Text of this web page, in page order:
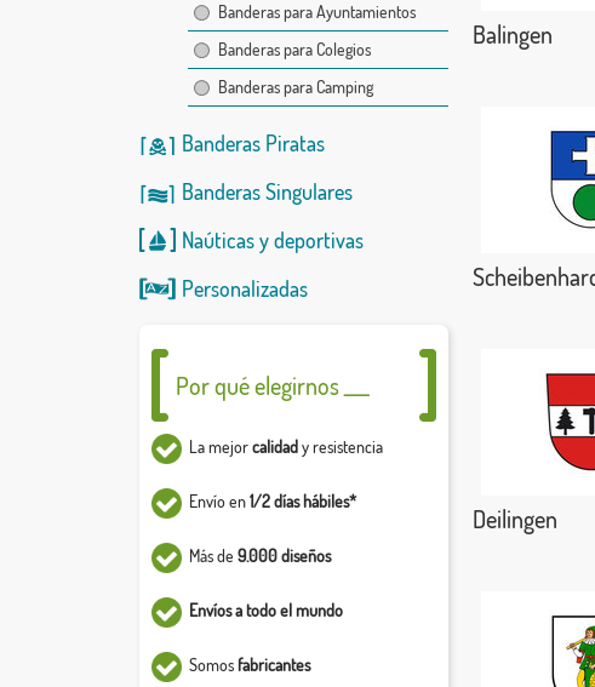
Banderas para Ayuntamientos
Banderas para Colegios
Banderas para Camping
Banderas Piratas
Banderas Singulares
Naúticasydeportivas
Personalizadas
Por qué elegirnos ___
La mejorcalidady resistencia
Envío en1/2 días hábiles*
Más de 9.000 diseños
Envíos a todo el mundo
Somosfabricantes
Balingen
Deilingen